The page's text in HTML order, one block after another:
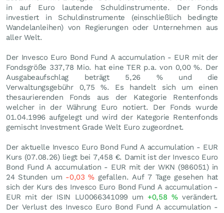
in auf Euro lautende Schuldinstrumente. Der Fonds
investiert in Schuldinstrumente (einschließlich bedingte
Wandelanleihen) von Regierungen oder Unternehmen aus
aller Welt.
Der Invesco Euro Bond Fund A accumulation - EUR mit der
Fondsgröße 337,78 Mio. hat eine TER p.a. von 0,00 %. Der
Ausgabeaufschlag beträgt 5,26 % und die
Verwaltungsgebühr 0,75 %. Es handelt sich um einen
thesaurierenden Fonds aus der Kategorie Rentenfonds
welcher in der Währung Euro notiert. Der Fonds wurde
01.04.1996 aufgelegt und wird der Kategorie Rentenfonds
gemischt Investment Grade Welt Euro zugeordnet.
Der aktuelle Invesco Euro Bond Fund A accumulation - EUR
Kurs (07.08.26) liegt bei 7,458 €. Damit ist der Invesco Euro
Bond Fund A accumulation - EUR mit der WKN (986051) in
24 Stunden um -0,03% gefallen. Auf 7 Tage gesehen hat
sich der Kurs des Invesco Euro Bond Fund A accumulation -
EUR mit der ISIN LU0066341099 um +0,58 %verändert.
Der Verlust des Invesco Euro Bond Fund A accumulation -